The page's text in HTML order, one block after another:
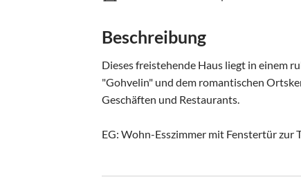
Beschreibung
Dieses freistehende Haus liegt in einem
"Gohvelin" und dem romantischen
Geschäften und Restaurants.
EG: Wohn-Esszimmer mit Fenstertür zur